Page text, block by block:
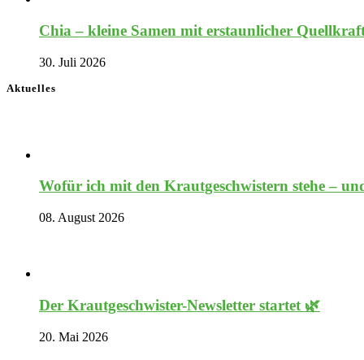
Chia – kleine Samen mit erstaunlicher
30. Juli 2026
Aktuelles
Wofür ich mit den Krautgeschwistern stehe –
08. August 2026
Der Krautgeschwister-Newsletter startet 🌿
20. Mai 2026